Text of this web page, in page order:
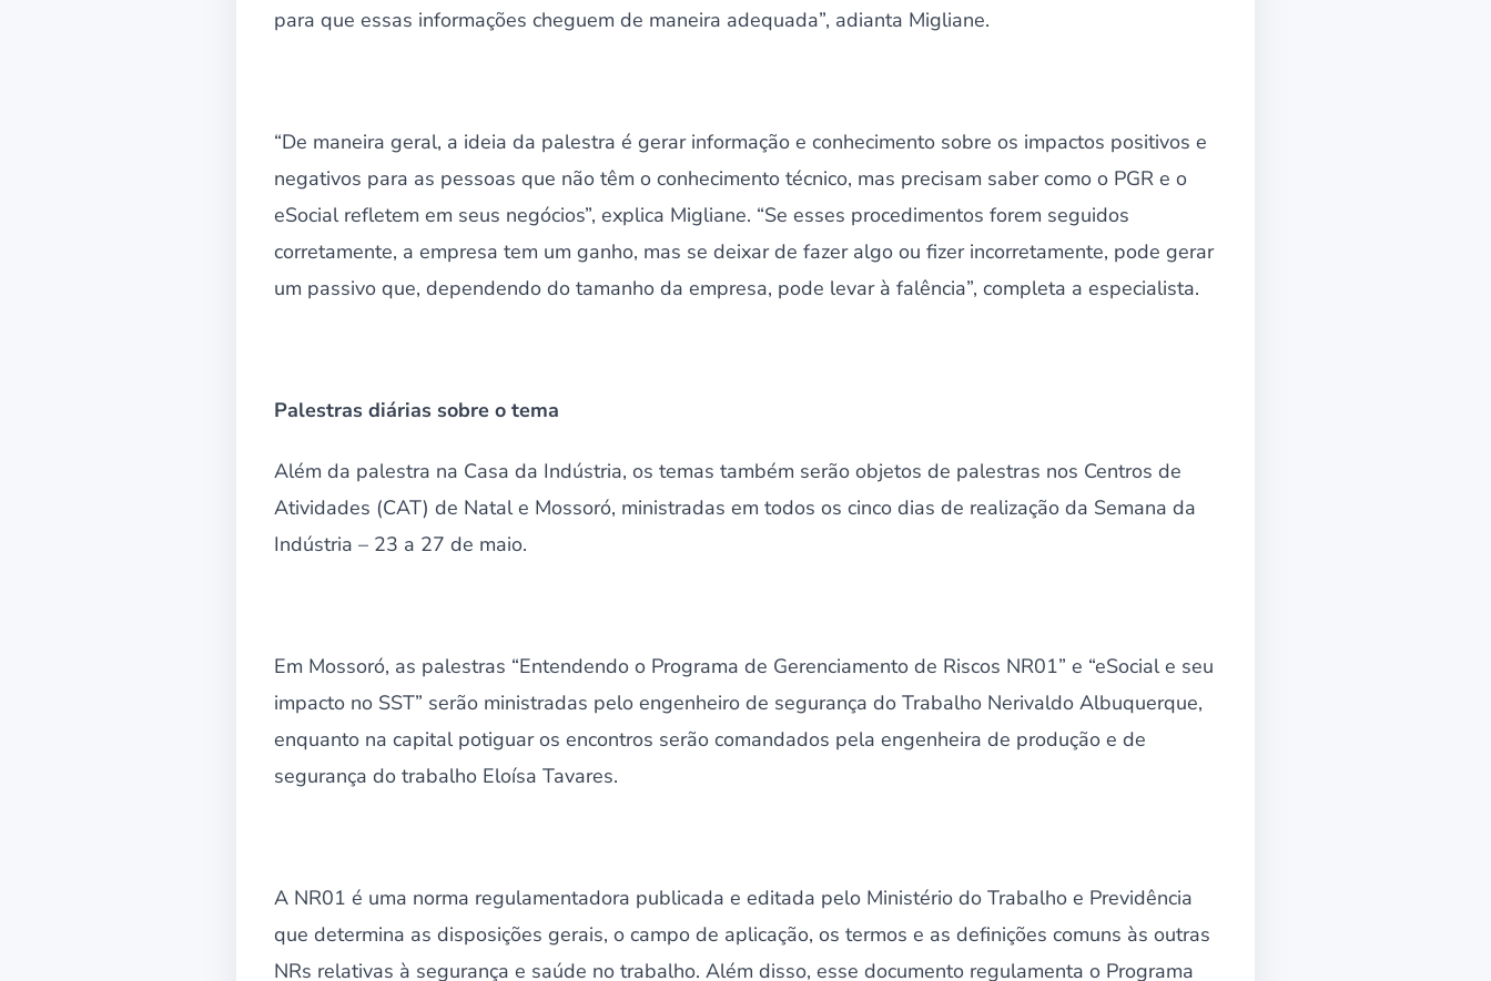
para que essas informações cheguem de maneira adequada”, adianta Migliane.
“De maneira geral, a ideia da palestra é gerar informação e conhecimento sobre os impactos positivos e
negativos para as pessoas que não têm o conhecimento técnico, mas precisam saber como o PGR e o
eSocial refletem em seus negócios”, explica Migliane. “Se esses procedimentos forem seguidos
corretamente, a empresa tem um ganho, mas se deixar de fazer algo ou fizer incorretamente, pode gerar
um passivo que, dependendo do tamanho da empresa, pode levar à falência”, completa a especialista.
Palestras diárias sobre o tema
Além da palestra na Casa da Indústria, os temas também serão objetos de palestras nos Centros de
Atividades (CAT) de Natal e Mossoró, ministradas em todos os cinco dias de realização da Semana da
Indústria – 23 a 27 de maio.
Em Mossoró, as palestras “Entendendo o Programa de Gerenciamento de Riscos NR01” e “eSocial e seu
impacto no SST” serão ministradas pelo engenheiro de segurança do Trabalho Nerivaldo Albuquerque,
enquanto na capital potiguar os encontros serão comandados pela engenheira de produção e de
segurança do trabalho Eloísa Tavares.
A NR01 é uma norma regulamentadora publicada e editada pelo Ministério do Trabalho e Previdência
que determina as disposições gerais, o campo de aplicação, os termos e as definições comuns às outras
NRs relativas à segurança e saúde no trabalho. Além disso, esse documento regulamenta o Programa